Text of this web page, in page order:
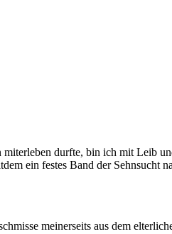
durfte, bin ich mit Leib
ein festes Band der Sehnsucht
meinerseits aus dem